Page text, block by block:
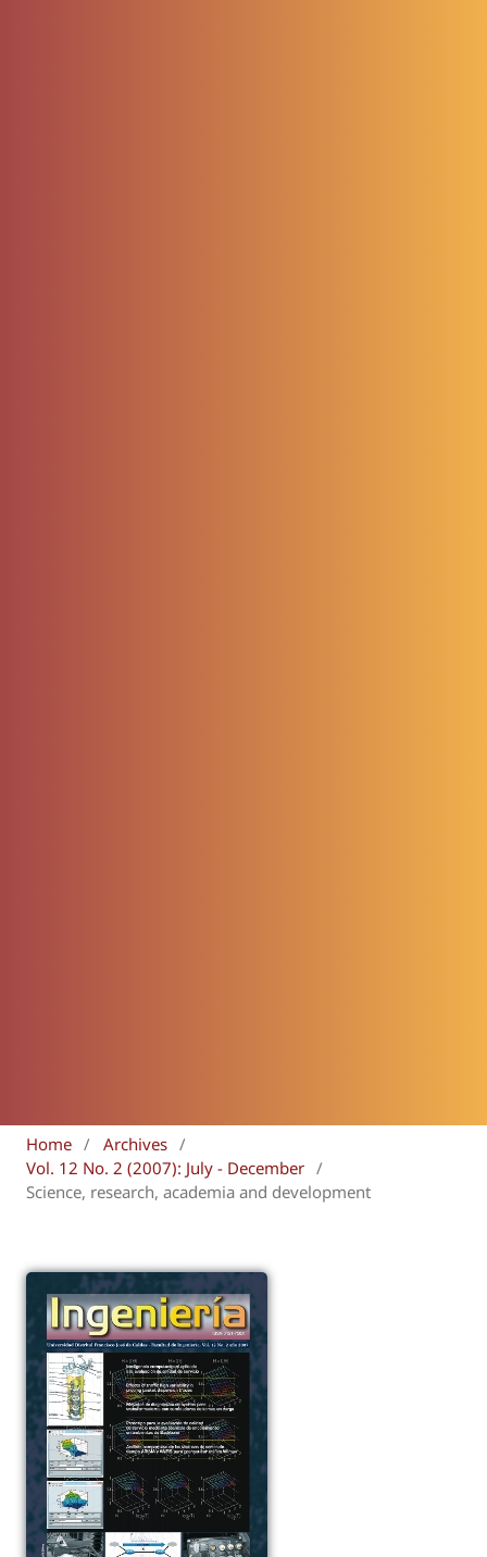
Home / Archives /
Vol. 12 No. 2 (2007): July - December /
Science, research, academia and development